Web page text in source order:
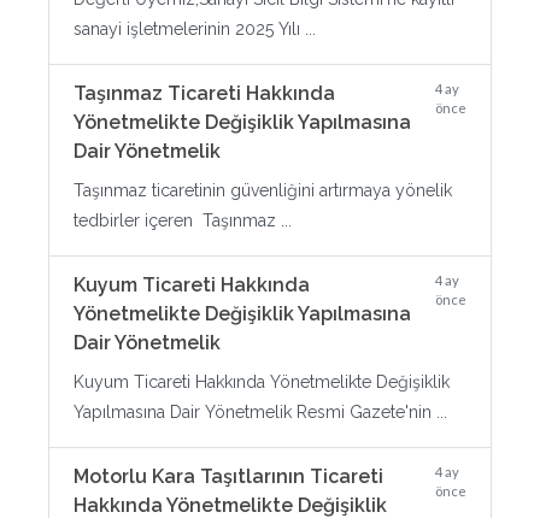
sanayi işletmelerinin 2025 Yılı ...
Taşınmaz Ticareti Hakkında
Yönetmelikte Değişiklik Yapılmasına
Dair Yönetmelik
4 ay
önce
Taşınmaz ticaretinin güvenliğini artırmaya yönelik
tedbirler içeren Taşınmaz ...
Kuyum Ticareti Hakkında
Yönetmelikte Değişiklik Yapılmasına
Dair Yönetmelik
4 ay
önce
Kuyum Ticareti Hakkında Yönetmelikte Değişiklik
Yapılmasına Dair Yönetmelik Resmi Gazete'nin ...
Motorlu Kara Taşıtlarının Ticareti
Hakkında Yönetmelikte Değişiklik
4 ay
önce